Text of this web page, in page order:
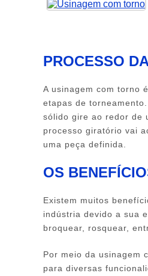
PROCESSO
A usinagem com torno
etapas de torneamento.
sólido gire ao redor de
processo giratório vai
uma peça definida.
OS
Existem muitos
indústria devido a sua
broquear, rosquear,
Por meio da usinagem
para diversas